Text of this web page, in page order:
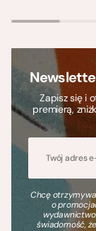
Zapisz się i
premierą,
Chcę
o
wydawnictwo
świadomość,